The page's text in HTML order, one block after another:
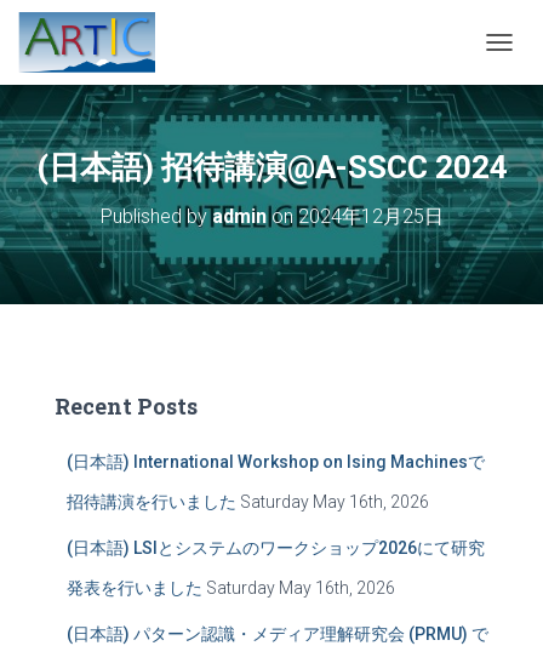
O
G
L
E
N
A
V
(日本語) 招待講演@A-SSCC 2024
Published byadminon 2024年12月25日
Recent Posts
(日本語) International Workshop on Ising Machinesで
招待講演を行いました Saturday May 16th, 2026
(日本語) LSIとシステムのワークショップ2026にて研究
発表を行いました Saturday May 16th, 2026
(日本語) パターン認識・メディア理解研究会 (PRMU) で